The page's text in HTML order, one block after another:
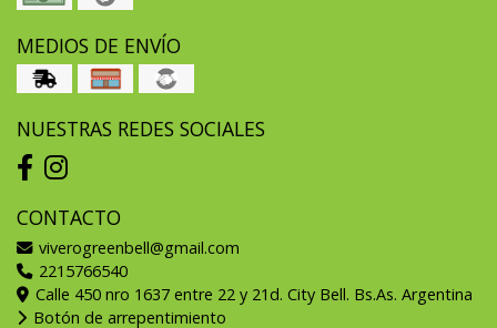
MEDIOS DE ENVÍO
NUESTRAS REDES SOCIALES
CONTACTO
viverogreenbell@gmail.com
2215766540
Calle 450 nro 1637 entre 22 y 21d. City Bell. Bs.As. Argentina
Botón de arrepentimiento